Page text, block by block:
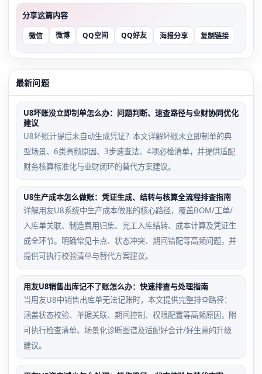
分享这篇内容
微信 微博 QQ空间 QQ好友 海报分享 复制链接
最新问题
U8坏账没立即制单怎么办：问题判断、速查路径与业财协同优化
建议
U8坏账计提后未自动生成凭证？本文详解坏账未立即制单的典
型场景、6类高频原因、3步速查法、4项必检清单，并提供适配
财务核算标准化与业财闭环的替代方案建议。
U8生产成本怎么做账：凭证生成、结转与核算全流程排查指南
详解用友U8系统中生产成本做账的核心路径，覆盖BOM/工单/
入库单关联、制造费用归集、完工入库结转、成本计算及凭证生
成全环节。明确常见卡点、状态冲突、期间错配等高频问题，并
提供可执行校验清单与替代方案建议。
用友U8销售出库记不了账怎么办：快速排查与处理指南
当用友U8中销售出库单无法记账时，本文提供完整排查路径：
涵盖状态校验、单据关联、期间控制、权限配置等高频原因，附
可执行检查清单、场景化诊断图谱及适配好会计/好生意的升级
建议。